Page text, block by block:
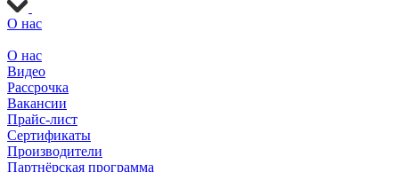
О нас
О нас
Видео
Рассрочка
Вакансии
Прайс-лист
Сертификаты
Производители
Партнёрская программа